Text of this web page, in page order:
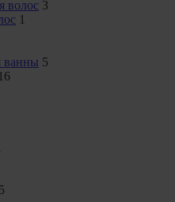
волос 3
1
ванны 5
16
5